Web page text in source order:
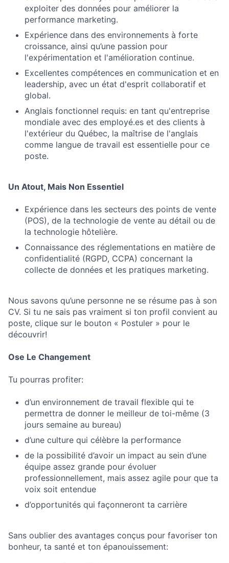
exploiter des données pour améliorer la
performance marketing.
Expérience dans des environnements à forte
croissance, ainsi qu’une passion pour
l'expérimentation et l'amélioration continue.
Excellentes compétences en communication et en
leadership, avec un état d'esprit collaboratif et
global.
Anglais fonctionnel requis: en tant qu'entreprise
mondiale avec des employé.es et des clients à
l'extérieur du Québec, la maîtrise de l'anglais
comme langue de travail est essentielle pour ce
poste.
Un Atout, Mais Non Essentiel
Expérience dans les secteurs des points de vente
(POS), de la technologie de vente au détail ou de
la technologie hôtelière.
Connaissance des réglementations en matière de
confidentialité (RGPD, CCPA) concernant la
collecte de données et les pratiques marketing.
Nous savons qu’une personne ne se résume pas à son
CV. Si tu ne sais pas vraiment si ton profil convient au
poste, clique sur le bouton « Postuler » pour le
découvrir!
Ose Le Changement
Tu pourras profiter:
d’un environnement de travail flexible qui te
permettra de donner le meilleur de toi-même (3
jours semaine au bureau)
d’une culture qui célèbre la performance
de la possibilité d’avoir un impact au sein d’une
équipe assez grande pour évoluer
professionnellement, mais assez agile pour que ta
voix soit entendue
d’opportunités qui façonneront ta carrière
Sans oublier des avantages conçus pour favoriser ton
bonheur, ta santé et ton épanouissement: